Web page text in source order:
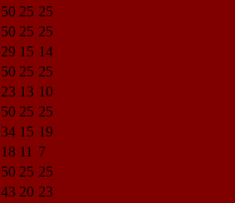
50 25 25
50 25 25
29 15 14
50 25 25
23 13 10
50 25 25
34 15 19
18 11 7
50 25 25
43 20 23